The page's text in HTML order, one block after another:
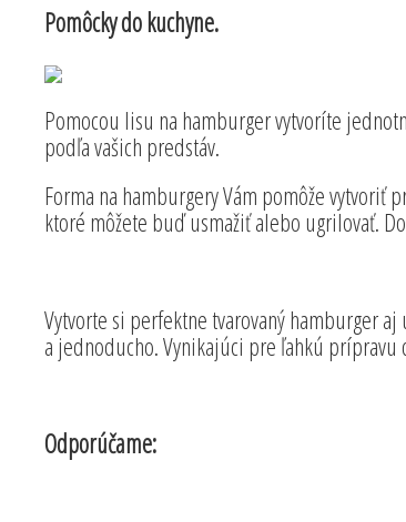
Pomôcky do kuchyne.
Pomocou lisu na hamburger vytvoríte
podľa vašich predstáv.
Forma na hamburgery Vám pomôže vytvoriť
ktoré môžete buď usmažiť alebo ugrilovať.
Vytvorte si perfektne tvarovaný hamburger
a jednoducho. Vynikajúci pre ľahkú prípravu
Odporúčame: